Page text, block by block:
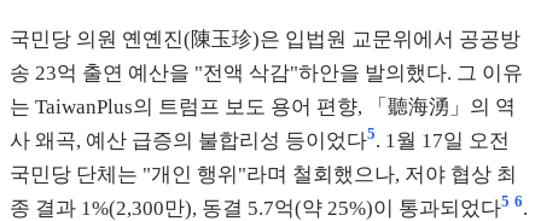
국민당 의원 옌옌진(陳玉珍)은 입법원 교문위에서 공공방
송 23억 출연 예산을 "전액 삭감"하안을 발의했다. 그 이유
는 TaiwanPlus의 트럼프 보도 용어 편향, 「聽海湧」의 역
사 왜곡, 예산 급증의 불합리성 등이었다5. 1월 17일 오전
국민당 단체는 "개인 행위"라며 철회했으나, 저야 협상 최
종 결과 1%(2,300만), 동결 5.7억(약 25%)이 통과되었다5 6.